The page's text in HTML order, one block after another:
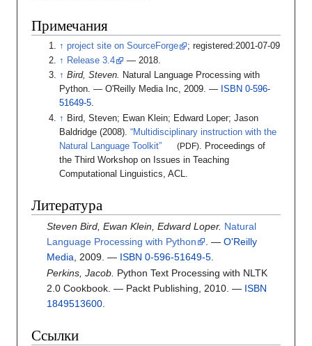
Примечания
project site on SourceForge
; registered:2001-07-09
Release 3.4
— 2018.
Bird, Steven. Natural Language Processing with
Python. — O'Reilly Media Inc, 2009. — ISBN 0-596-
51649-5.
Bird, Steven; Ewan Klein; Edward Loper; Jason
Baldridge (2008).“Multidisciplinary instruction with the
Natural Language Toolkit”
(PDF) . Proceedings of
the Third Workshop on Issues in Teaching
Computational Linguistics, ACL.
Литература
Steven Bird, Ewan Klein, Edward Loper. Natural
Language Processing with Python
—O'Reilly
Media , 2009. — ISBN 0-596-51649-5
Perkins, Jacob. Python Text Processing with NLTK
2.0 Cookbook. — Packt Publishing, 2010. — ISBN
1849513600.
Ссылки